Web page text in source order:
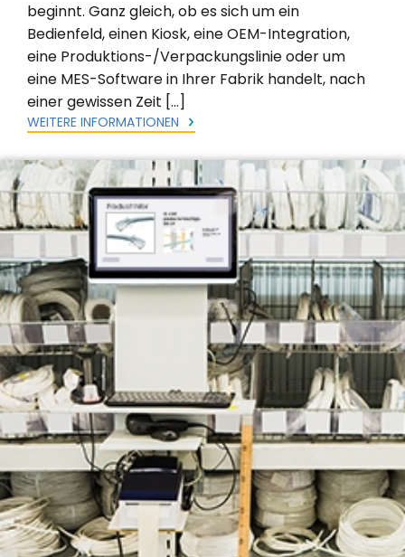
beginnt. Ganz gleich, ob es sich um ein
Bedienfeld, einen Kiosk, eine OEM-Integration,
eine Produktions-/Verpackungslinie oder um
eine MES-Software in Ihrer Fabrik handelt, nach
einer gewissen Zeit […]
WEITERE INFORMATIONEN